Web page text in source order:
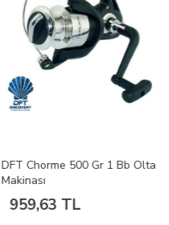
DFT Sliding Floats Şamandıra
4,0 g
889,28 TL